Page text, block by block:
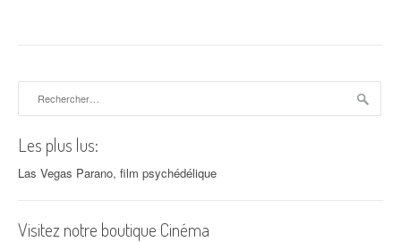
Les plus lus:
Las Vegas Parano, film psychédélique
Visitez notre boutique Cinéma